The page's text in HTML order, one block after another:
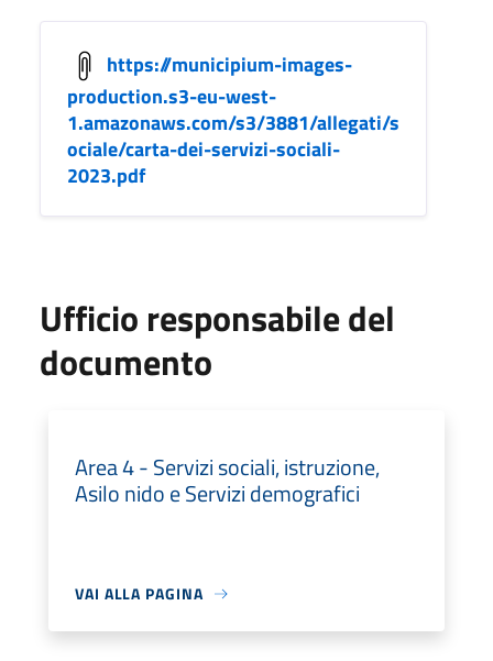
https://municipium-images-
production.s3-eu-west-
1.amazonaws.com/s3/3881/allegati/s
ociale/carta-dei-servizi-sociali-
2023.pdf
Ufficio responsabile del
documento
Area 4 - Servizi sociali, istruzione,
Asilo nido e Servizi demografici
VAI ALLA PAGINA